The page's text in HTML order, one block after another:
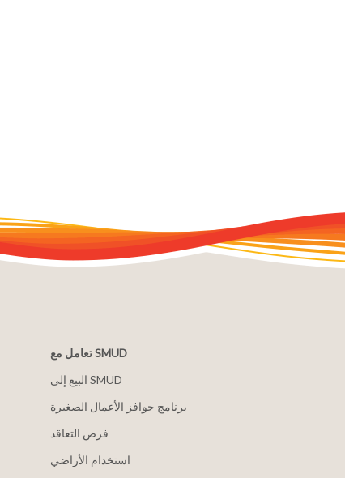
تعامل مع SMUD
البيع إلى SMUD
برنامج حوافز الأعمال الصغيرة
فرص التعاقد
استخدام الأراضي